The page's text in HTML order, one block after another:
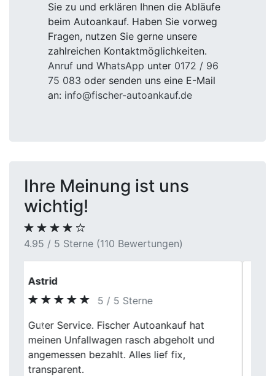
Sie zu und erklären Ihnen die Abläufe
beim Autoankauf. Haben Sie vorweg
Fragen, nutzen Sie gerne unsere
zahlreichen Kontaktmöglichkeiten.
Anruf und WhatsApp unter 0172 / 96
75 083 oder senden uns eine E-Mail
an: info@fischer-autoankauf.de
Ihre Meinung ist uns
wichtig!
4.95 / 5 Sterne (110 Bewertungen)
Claudia Peters
5 / 5 Sterne
Der Verkauf meines Fahrzeugs verlief
professionell und transparent. Die
Fahrzeugbewertung war nachvollziehbar
und angemessen.
Previous